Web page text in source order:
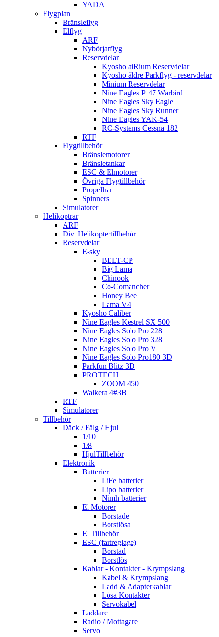
YADA
Flygplan
Bränsleflyg
Elflyg
ARF
Nybörjarflyg
Reservdelar
Kyosho aiRium Reservdelar
Kyosho äldre Parkflyg - reservdelar
Minium Reservdelar
Nine Eagles P-47 Warbird
Nine Eagles Sky Eagle
Nine Eagles Sky Runner
Nine Eagles YAK-54
RC-Systems Cessna 182
RTF
Flygtillbehör
Bränslemotorer
Bränsletankar
ESC & Elmotorer
Övriga Flygtillbehör
Propellrar
Spinners
Simulatorer
Helikoptrar
ARF
Div. Helikoptertillbehör
Reservdelar
E-sky
BELT-CP
Big Lama
Chinook
Co-Comancher
Honey Bee
Lama V4
Kyosho Caliber
Nine Eagles Kestrel SX 500
Nine Eagles Solo Pro 228
Nine Eagles Solo Pro 328
Nine Eagles Solo Pro V
Nine Eagles Solo Pro180 3D
Parkfun Blitz 3D
PROTECH
ZOOM 450
Walkera 4#3B
RTF
Simulatorer
Tillbehör
Däck / Fälg / Hjul
1/10
1/8
HjulTillbehör
Elektronik
Batterier
LiFe batterier
Lipo batterier
Nimh batterier
El Motorer
Borstade
Borstlösa
El Tillbehör
ESC (fartreglage)
Borstad
Borstlös
Kablar - Kontakter - Krympslang
Kabel & Krympslang
Ladd & Adapterkablar
Lösa Kontakter
Servokabel
Laddare
Radio / Mottagare
Servo